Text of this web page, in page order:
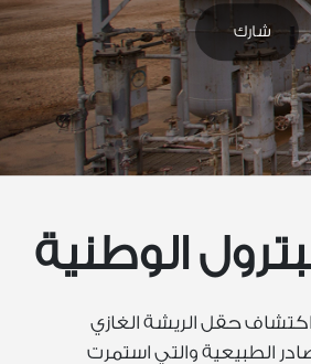
شارك
الوطنية
1986 تم اكتشاف حقل الريشة الغازي
الطبيعية والتي استمرت